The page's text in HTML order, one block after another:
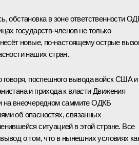
обстановка в зоне ответственности
государств-членов не только
новые, по-настоящему острые
наших стран.
говоря, поспешного вывода войск США и
и прихода к власти Движения
на внеочередном саммите ОДКБ
об опасностях, связанных
ситуацией в этой стране. Все
о том, что в нынешних условиях